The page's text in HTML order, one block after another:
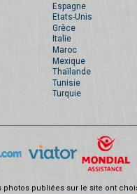
Espagne
Etats-Unis
Grèce
Italie
Maroc
Mexique
Thaïlande
Tunisie
Turquie
photos publiées sur le site ont